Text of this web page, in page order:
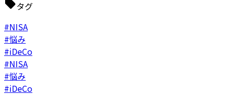
タグ
#NISA
#悩み
#iDeCo
#NISA
#悩み
#iDeCo